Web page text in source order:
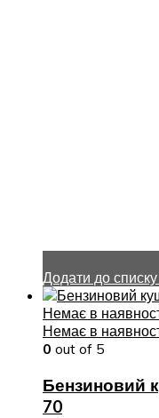
Додати до
Немає в
Немає в
0 out of 5
Бензиновий
70